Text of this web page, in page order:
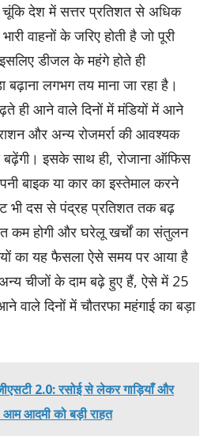
देश में सत्तर प्रतिशत से अधिक
वाहनों के जरिए होती है जो पूरी
डीजल के महंगे होते ही
बढ़ाना लगभग तय माना जा रहा है।
ही आने वाले दिनों में मंडियों में आने
और अन्य रोजमर्रा की आवश्यक
इसके साथ ही, रोजाना ऑफिस
बाइक या कार का इस्तेमाल करने
भी दस से पंद्रह प्रतिशत तक बढ़
कम होगी और घरेलू खर्चों का संतुलन
का यह फैसला ऐसे समय पर आया है
चीजों के दाम बढ़े हुए हैं, ऐसे में 25
वाले दिनों में चौतरफा महंगाई का बड़ा
2.0: रसोई से लेकर गाड़ियाँ और
आदमी को बड़ी राहत